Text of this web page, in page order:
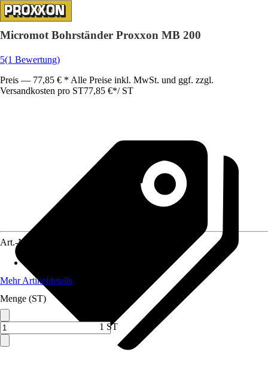
Micromot Bohrständer Proxxon MB 200
5(1 Bewertung)
Preis — 77,85 € * Alle Preise inkl. MwSt. und ggf. zzgl.
Versandkosten pro ST77,85 €*/ ST
Art.-Nr.
Mehr Artikeldetails
Menge (ST)
1 ST